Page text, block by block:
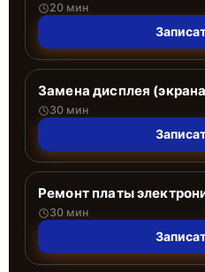
20 мин
Замена дисплея
30 мин
Ремонт платы
30 мин